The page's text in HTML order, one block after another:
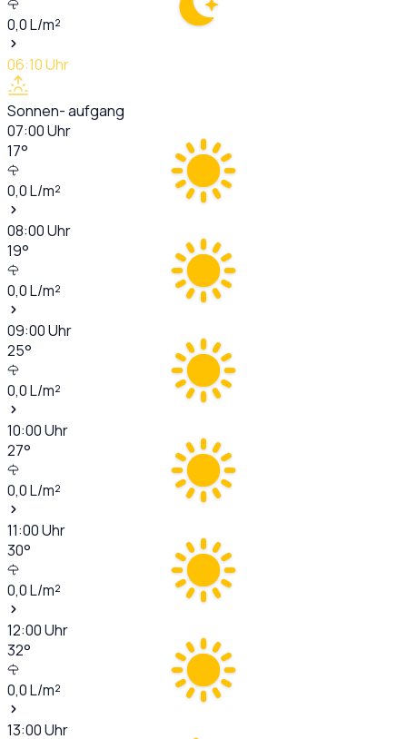
0,0L/m²
06:10Uhr
Sonnen- aufgang
07:00Uhr
17°
0,0L/m²
08:00Uhr
19°
0,0L/m²
09:00Uhr
25°
0,0L/m²
10:00Uhr
27°
0,0L/m²
11:00Uhr
30°
0,0L/m²
12:00Uhr
32°
0,0L/m²
13:00Uhr